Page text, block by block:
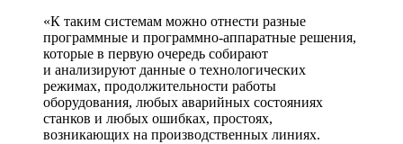
«К таким системам можно отнести разные
программные и программно-аппаратные решения,
которые в первую очередь собирают
и анализируют данные о технологических
режимах, продолжительности работы
оборудования, любых аварийных состояниях
станков и любых ошибках, простоях,
возникающих на производственных линиях.